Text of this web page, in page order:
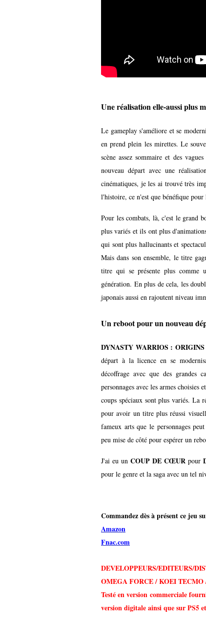
Une réalisation elle-aussi plus
Le gameplay s'améliore et se
en prend plein les mirettes. Le
scène assez sommaire et des
nouveau départ avec une
cinématiques, je les ai trouvé très
l'histoire, ce n'est que bénéfique
Pour les combats, là, c'est le grand
plus variés et ils ont plus
qui sont plus hallucinants et
Mais dans son ensemble, le titre
titre qui se présente plus comme
génération. En plus de cela, les
japonais aussi en rajoutent niveau
Un reboot pour un nouveau
DYNASTY WARRIOS : ORIGINS
départ à la licence en se
décoffrage avec que des grandes
personnages avec les armes choisies
coups spéciaux sont plus variés. La
pour avoir un titre plus réussi
fameux arts que le personnages
peu mise de côté pour espérer un
J'ai eu unCOUP DE CŒUR pour
pour le genre et la saga avec un tel
Commandez dès à présent ce jeu
Amazon
Fnac.com
DEVELOPPEURS/EDITEURS/
OMEGA FORCE / KOEI
Testé en version commerciale
version digitale ainsi que sur PS5